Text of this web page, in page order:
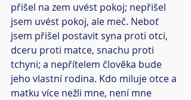
přišel na zem uvést pokoj; nepřišel
jsem uvést pokoj, ale meč. Neboť
jsem přišel postavit syna proti otci,
dceru proti matce, snachu proti
tchyni; a nepřítelem člověka bude
jeho vlastní rodina. Kdo miluje otce a
matku více nežli mne, není mne